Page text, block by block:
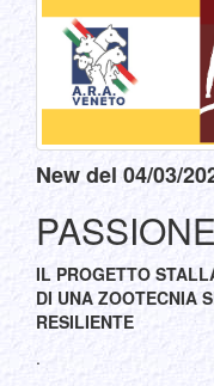
New del 04/03/
IL PROGETTO
DI UNA ZOOTECNIA
RESILIENTE
.